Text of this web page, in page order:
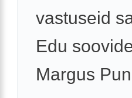
vastuseid
Edu
Margus